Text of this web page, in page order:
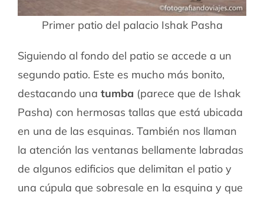
Primer patio del palacio Ishak Pasha
Siguiendo al fondo del patio se accede a un
segundo patio. Este es mucho más bonito,
destacando una tumba (parece que de Ishak
Pasha) con hermosas tallas que está ubicada
en una de las esquinas. También nos llaman
la atención las ventanas bellamente labradas
de algunos edificios que delimitan el patio y
una cúpula que sobresale en la esquina y que